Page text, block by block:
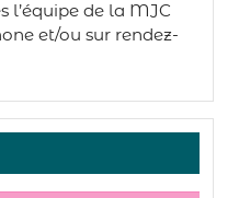
l’équipe de la MJC
et/ou sur rendez-